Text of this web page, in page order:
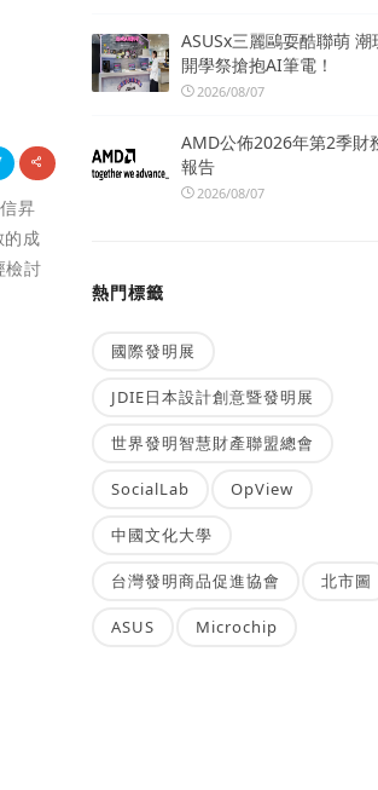
昇
成
檢討
ASUSx三麗鷗耍酷聯萌 潮
開學祭搶抱AI筆電！
2026/08/07
AMD公佈2026年第2季財
報告
2026/08/07
熱門標籤
國際發明展
JDIE日本設計創意暨發明展
世界發明智慧財產聯盟總會
SocialLab OpView
中國文化大學
台灣發明商品促進協會 北市圖
ASUS Microchip